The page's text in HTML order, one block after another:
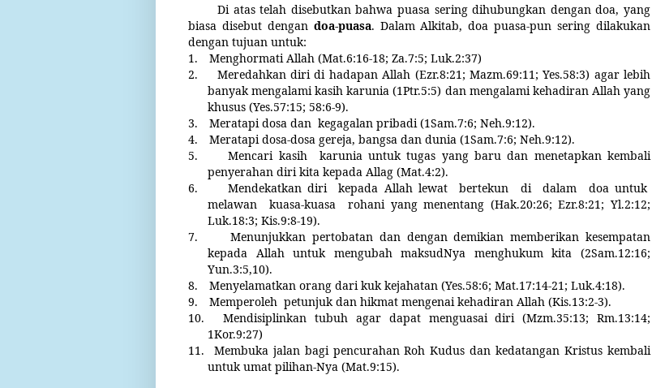
Di atas telah disebutkan bahwa puasa sering dihubungkan dengan doa, yang
biasa disebut dengan doa-puasa. Dalam Alkitab, doa puasa-pun sering dilakukan
dengan tujuan untuk:
1.
Menghormati Allah (Mat.6:16-18; Za.7:5; Luk.2:37)
2.
Meredahkan diri di hadapan Allah (Ezr.8:21; Mazm.69:11; Yes.58:3) agar lebih
banyak mengalami kasih karunia (1Ptr.5:5) dan mengalami kehadiran Allah yang
khusus (Yes.57:15; 58:6-9).
3.
Meratapi dosa dan kegagalan pribadi (1Sam.7:6; Neh.9:12).
4.
Meratapi dosa-dosa gereja, bangsa dan dunia (1Sam.7:6; Neh.9:12).
5.
Mencari kasih
karunia untuk tugas yang baru dan menetapkan kembali
penyerahan diri kita kepada Allag (Mat.4:2).
6.
Mendekatkan diri kepada Allah lewat bertekun di dalam
doa untuk
melawan
kuasa-kuasa
rohani yang menentang (Hak.20:26; Ezr.8:21; Yl.2:12;
Luk.18:3; Kis.9:8-19).
7.
Menunjukkan pertobatan dan dengan demikian memberikan kesempatan
kepada Allah untuk mengubah maksudNya menghukum kita (2Sam.12:16;
Yun.3:5,10).
8.
Menyelamatkan orang dari kuk kejahatan (Yes.58:6; Mat.17:14-21; Luk.4:18).
9.
Memperoleh petunjuk dan hikmat mengenai kehadiran Allah (Kis.13:2-3).
10.
Mendisiplinkan tubuh agar dapat menguasai diri (Mzm.35:13; Rm.13:14;
1Kor.9:27)
11.
Membuka jalan bagi pencurahan Roh Kudus dan kedatangan Kristus kembali
untuk umat pilihan-Nya (Mat.9:15).